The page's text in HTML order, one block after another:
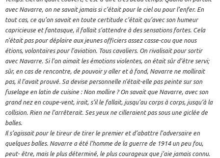
avec Navarre, on ne savait jamais si c’était pour le ciel ou pour l’enfer. En
tout cas, ce qu’on savait en toute certitude c’était qu’avec son humeur
capricieuse et fantasque, il fallait s’attendre à des sensations fortes. Cela
n’était pas pour déplaire aux jeunes officiers assez casse-cou que nous
étions, volontaires pour l’aviation. Tous cavaliers. On rivalisait pour sortir
avec Navarre. Si l’on aimait les émotions violentes, on était sûr d’être servi;
sûr, en cas de rencontre, de pouvoir y aller et à fond, Navarre ne mollirait
pas, il l’avait prouvé. Sa devise personnelle n’était-elle pas peinte sur son
fuselage en latin de cuisine : Non mollire ? On savait que Navarre, avec son
grand nez en coupe-vent, irait, s’il le fallait, jusqu’au corps à corps, jusqu’à la
collision. Rien ne l’arrêterait. Ses yeux ne cilleraient pas sous une giclée de
balles.
Il s’agissait pour le tireur de tirer le premier et d’abattre l’adversaire en
quelques balles. Navarre a été l’homme de la guerre de 1914 un peu fou,
peut- être, mais le plus déterminé, le plus courageux que j’aie jamais connu.